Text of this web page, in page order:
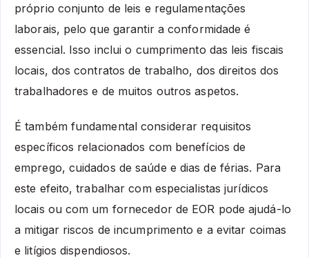
próprio conjunto de leis e regulamentações
laborais, pelo que garantir a conformidade é
essencial. Isso inclui o cumprimento das leis fiscais
locais, dos contratos de trabalho, dos direitos dos
trabalhadores e de muitos outros aspetos.
É também fundamental considerar requisitos
específicos relacionados com benefícios de
emprego, cuidados de saúde e dias de férias. Para
este efeito, trabalhar com especialistas jurídicos
locais ou com um fornecedor de EOR pode ajudá-lo
a mitigar riscos de incumprimento e a evitar coimas
e litígios dispendiosos.